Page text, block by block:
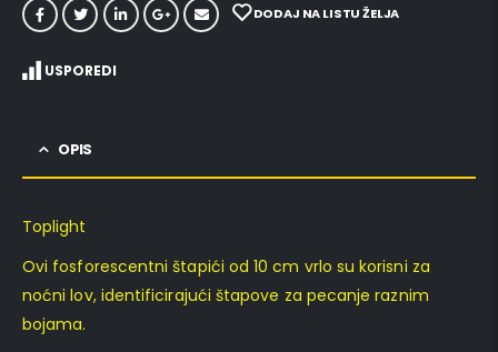
DODAJ NA LISTU ŽELJA
USPOREDI
OPIS
Toplight
Ovi fosforescentni štapići od 10 cm vrlo su korisni za
noćni lov, identificirajući štapove za pecanje raznim
bojama.